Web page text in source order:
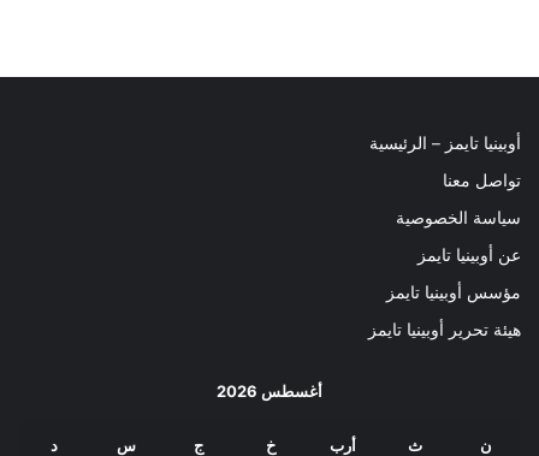
أوبينيا تايمز – الرئيسية
تواصل معنا
سياسة الخصوصية
عن أوبينيا تايمز
مؤسس أوبينيا تايمز
هيئة تحرير أوبينيا تايمز
أغسطس 2026
ن ث أرب خ ج س د